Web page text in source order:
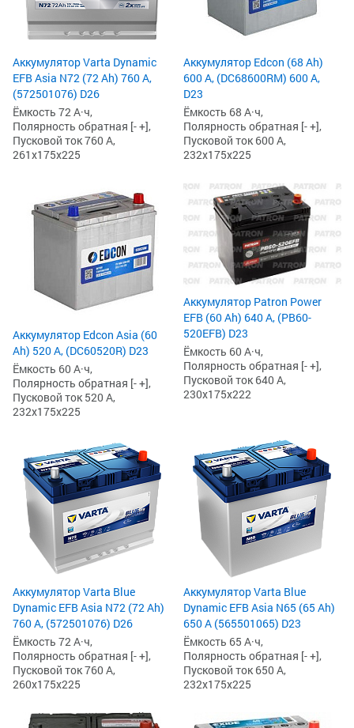
Аккумулятор Varta Dynamic
EFB Asia N72 (72 Ah) 760 А,
(572501076) D26
Ёмкость 72 А·ч,
Полярность обратная [- +],
Пусковой ток 760 А,
261x175x225
Аккумулятор Edcon (68 Ah)
600 А, (DC68600RM) 600 А,
D23
Ёмкость 68 А·ч,
Полярность обратная [- +],
Пусковой ток 600 А,
232x175x225
Аккумулятор Edcon Asia (60
Ah) 520 А, (DC60520R) D23
Ёмкость 60 А·ч,
Полярность обратная [- +],
Пусковой ток 520 А,
232x175x225
Аккумулятор Patron Power
EFB (60 Ah) 640 А, (PB60-
520EFB) D23
Ёмкость 60 А·ч,
Полярность обратная [- +],
Пусковой ток 640 А,
230x175x222
Аккумулятор Varta Blue
Dynamic EFB Asia N72 (72 Ah)
760 А, (572501076) D26
Ёмкость 72 А·ч,
Полярность обратная [- +],
Пусковой ток 760 А,
260x175x225
Аккумулятор Varta Blue
Dynamic EFB Asia N65 (65 Ah)
650 А (565501065) D23
Ёмкость 65 А·ч,
Полярность обратная [- +],
Пусковой ток 650 А,
232x175x225